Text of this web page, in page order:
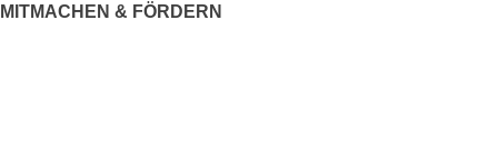
MITMACHEN & FÖRDERN